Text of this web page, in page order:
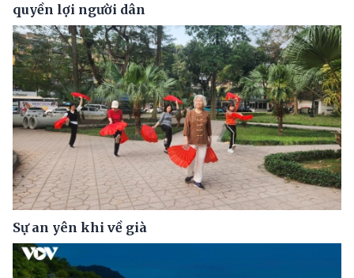
quyền lợi người dân
Sự an yên khi về già